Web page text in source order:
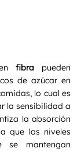
en fibra pueden
de azúcar en
lo cual es
la sensibilidad a
la absorción
que los niveles
se mantengan